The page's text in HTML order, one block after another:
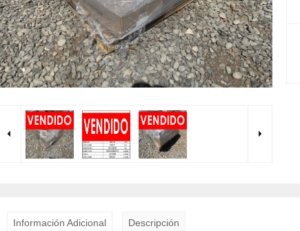
Información Adicional Descripción